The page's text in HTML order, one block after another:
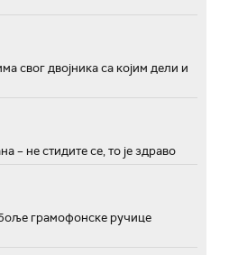
свог двојника са којим дели и
– не стидите се, то је здраво
грамофонске ручице